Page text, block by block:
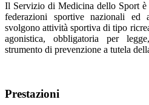
Il Servizio di Medicina dello Sport
federazioni sportive nazionali
svolgono attività sportiva di tipo
agonistica, obbligatoria per
strumento di prevenzione a tutela
Prestazioni